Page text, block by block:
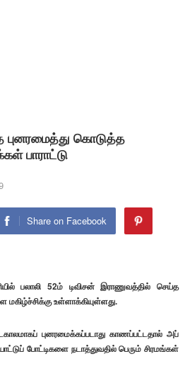
கொடுத்த
பாராட்டு
Share on Facebook
பலாலி 52ம் டிவிசன் இராணுவத்தில் செய்த
உள்ளாக்கியுள்ளது.
புனரமைக்கப்படாது காணப்பட்டதால் அப்
போட்டிகளை நடாத்துவதில் பெரும் சிரமங்கள்